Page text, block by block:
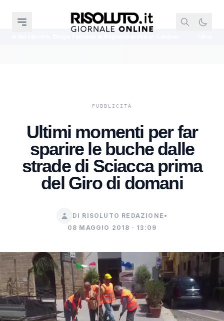
Ultimi momenti per far
sparire le buche dalle
strade di Sciacca prima
del Giro di domani
DI RISOLUTO REDAZIONE •
08 MAGGIO 2018 · 13:09